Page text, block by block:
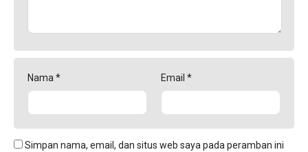
Nama * Email *
Simpan nama, email, dan situs web saya pada peramban ini